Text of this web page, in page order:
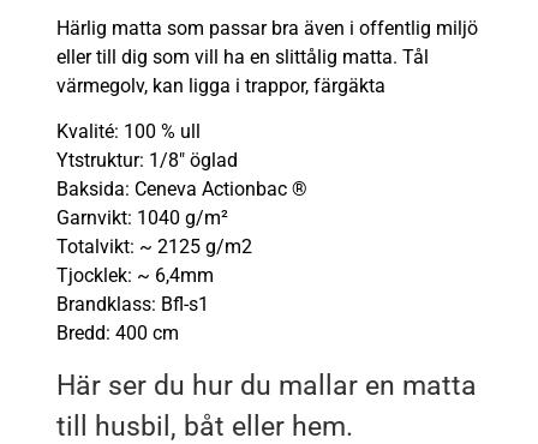
Härlig matta som passar bra även i offentlig miljö
eller till dig som vill ha en slittålig matta. Tål
värmegolv, kan ligga i trappor, färgäkta
Kvalité: 100 % ull
Ytstruktur: 1/8″ öglad
Baksida: Ceneva Actionbac ®
Garnvikt: 1040 g/m²
Totalvikt: ~ 2125 g/m2
Tjocklek: ~ 6,4mm
Brandklass: Bfl-s1
Bredd: 400 cm
Här ser du hur du mallar en matta
till husbil, båt eller hem.